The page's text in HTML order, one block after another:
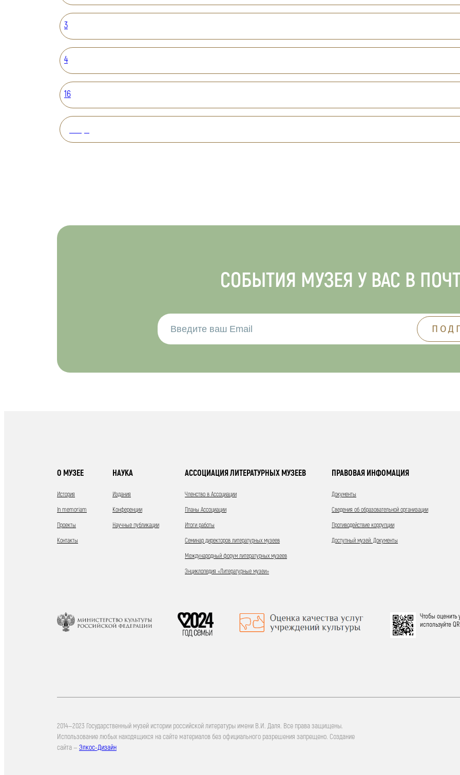
3
4
16
СОБЫТИЯ МУЗЕЯ У ВАС В
О МУЗЕЕ
История
In memoriam
Проекты
Контакты
НАУКА
Издания
Конференции
Научные публикации
АССОЦИАЦИЯ ЛИТЕРАТУРНЫХ МУЗЕЕВ
Членство в Ассоциации
Планы Ассоциации
Итоги работы
Семинар директоров литературных музеев
Международный форум литературных музеев
Энциклопедия «Литературные музеи»
ПРАВОВАЯ ИНФОМАЦИЯ
Документы
Сведения об образовательной организации
Противодействие коррупции
Доступный музей. Документы
Чтобы оценить
используйте
2014—2023 Государственный музей истории российской литературы имени В.И. Даля. Все права защищены.
Использование любых находящихся на сайте материалов без официального разрешения запрещено. Создание
сайта — Элкос-Дизайн